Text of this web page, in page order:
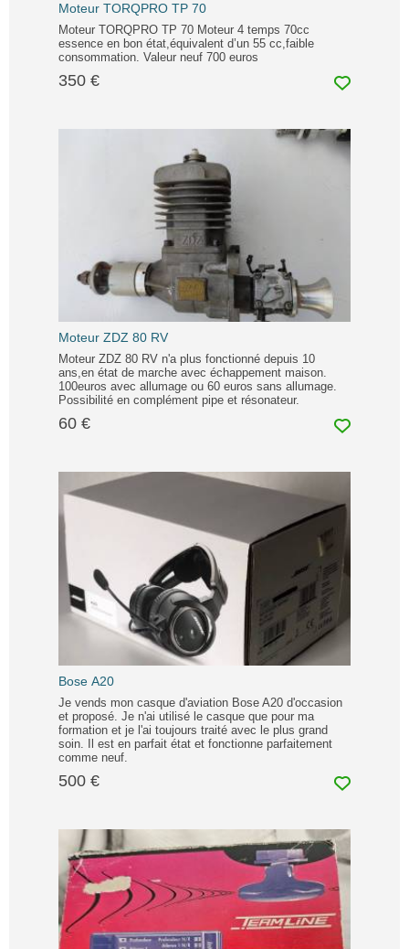
Moteur TORQPRO TP 70
Moteur TORQPRO TP 70 Moteur 4 temps 70cc
essence en bon état,équivalent d’un 55 cc,faible
consommation. Valeur neuf 700 euros
350 €
Moteur ZDZ 80 RV
Moteur ZDZ 80 RV n'a plus fonctionné depuis 10
ans,en état de marche avec échappement maison.
100euros avec allumage ou 60 euros sans allumage.
Possibilité en complément pipe et résonateur.
60 €
Bose A20
Je vends mon casque d'aviation Bose A20 d'occasion
et proposé. Je n'ai utilisé le casque que pour ma
formation et je l'ai toujours traité avec le plus grand
soin. Il est en parfait état et fonctionne parfaitement
comme neuf.
500 €